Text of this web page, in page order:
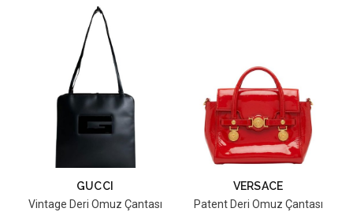
GUCCI
Vintage Deri Omuz Çantası
VERSACE
Patent Deri Omuz Çantası